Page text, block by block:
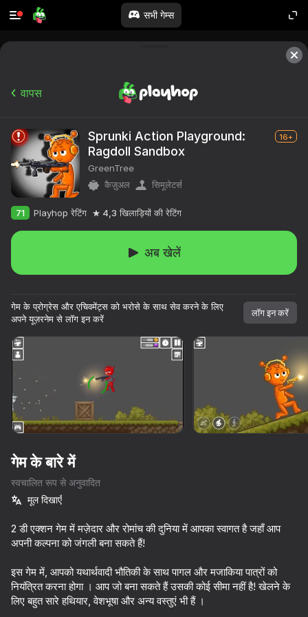
सभी गेम्स
डिवाइस घुमाएँ
यह गेम केवल लैंडस्केप
ओरिएंटेशन का समर्थन करता है
DTA 6
82
Melon Sandbox
95
72
83
वापस
Sprunki Action Playground:
Ragdoll Sandbox
16+
GreenTree
कैज़ुअल
सिमूलेटर्स
71 Playhop रेटिंग 4,3 खिलाड़ियों की रेटिंग
अब खेलें
गेम के प्रोग्रेस और एचिवमेंट्स को भरोसे के साथ सेव करने के लिए
अपने यूज़रनेम से लॉग इन करें
लॉग इन करें
गेम के बारे में
स्वचालित रूप से अनुवादित
मूल दिखाएँ
2 डी एक्शन गेम में मज़ेदार और रोमांच की दुनिया में आपका स्वागत है जहाँ आप
अपनी कल्पना को जंगली बना सकते हैं!
इस गेम में, आपको यथार्थवादी भौतिकी के साथ पागल और मजाकिया पात्रों को
नियंत्रित करना होगा । आप जो बना सकते हैं उसकी कोई सीमा नहीं है! खेलने के
लिए बहुत सारे हथियार, वेशभूषा और अन्य वस्तुएं भी हैं ।